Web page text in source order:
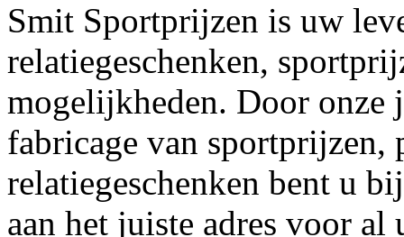
Smit Sportprijzen is uw
relatiegeschenken,
mogelijkheden. Door onze
fabricage van sportprijzen,
relatiegeschenken bent u
aan het juiste adres voor al